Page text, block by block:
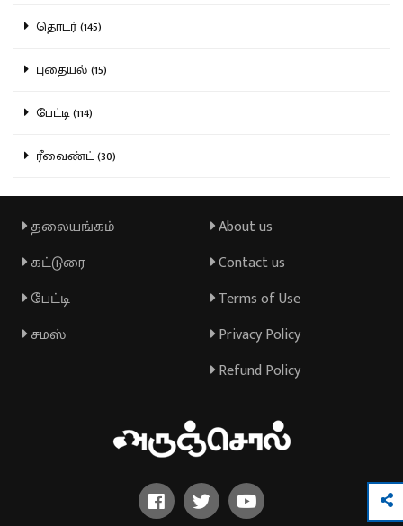
தொடர் (145)
புதையல் (15)
பேட்டி (114)
ரீவைண்ட் (30)
தலையங்கம்
கட்டுரை
பேட்டி
சமஸ்
About us
Contact us
Terms of Use
Privacy Policy
Refund Policy